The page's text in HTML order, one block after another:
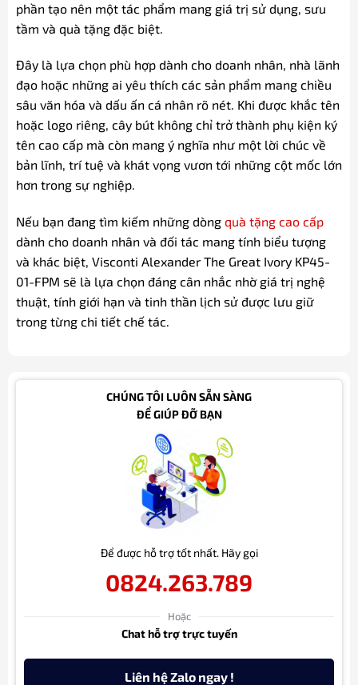
phần tạo nên một tác phẩm mang giá trị sử dụng, sưu
tầm và quà tặng đặc biệt.
Đây là lựa chọn phù hợp dành cho doanh nhân, nhà lãnh
đạo hoặc những ai yêu thích các sản phẩm mang chiều
sâu văn hóa và dấu ấn cá nhân rõ nét. Khi được khắc tên
hoặc logo riêng, cây bút không chỉ trở thành phụ kiện ký
tên cao cấp mà còn mang ý nghĩa như một lời chúc về
bản lĩnh, trí tuệ và khát vọng vươn tới những cột mốc lớn
hơn trong sự nghiệp.
Nếu bạn đang tìm kiếm những dòng quà tặng cao cấp
dành cho doanh nhân và đối tác mang tính biểu tượng
và khác biệt, Visconti Alexander The Great Ivory KP45-
01-FPM sẽ là lựa chọn đáng cân nhắc nhờ giá trị nghệ
thuật, tính giới hạn và tinh thần lịch sử được lưu giữ
trong từng chi tiết chế tác.
CHÚNG TÔI LUÔN SẴN SÀNG
ĐỂ GIÚP ĐỠ BẠN
Để được hỗ trợ tốt nhất. Hãy gọi
0824.263.789
Hoặc
Chat hỗ trợ trực tuyến
Liên hệ Zalo ngay !